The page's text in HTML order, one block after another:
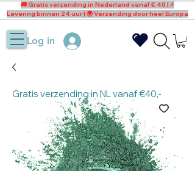
Log in
🚚 Gratis verzending in Nederland vanaf € 40 | ⚡
Levering binnen 24 uur | 🌍 Verzending door heel Europa
Gratis verzending in NL vanaf €40,-